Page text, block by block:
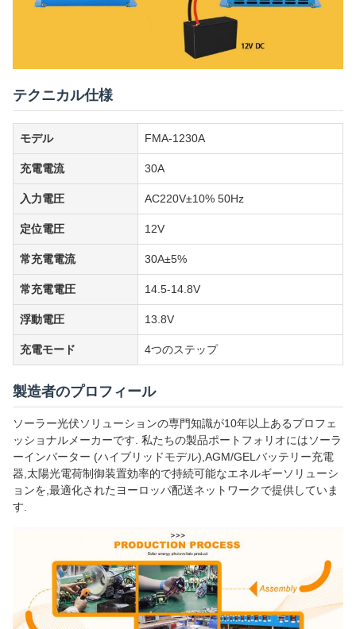
テクニカル仕様
モデル FMA-1230A
充電電流 30A
入力電圧 AC220V±10% 50Hz
定位電圧 12V
常充電電流 30A±5%
常充電電圧 14.5-14.8V
浮動電圧 13.8V
充電モード 4つのステップ
製造者のプロフィール
ソーラー光伏ソリューションの専門知識が10年以上あるプロフェ
ッショナルメーカーです. 私たちの製品ポートフォリオにはソーラ
ーインバーター (ハイブリッドモデル),AGM/GELバッテリー充電
器,太陽光電荷制御装置効率的で持続可能なエネルギーソリューシ
ョンを,最適化されたヨーロッパ配送ネットワークで提供していま
す.